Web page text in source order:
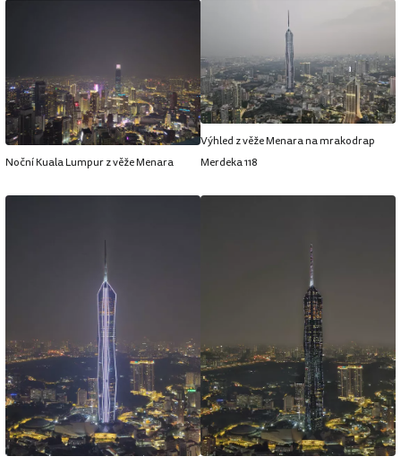
Noční Kuala Lumpur z věže Menara
Výhled z věže Menara na mrakodrap
Merdeka 118